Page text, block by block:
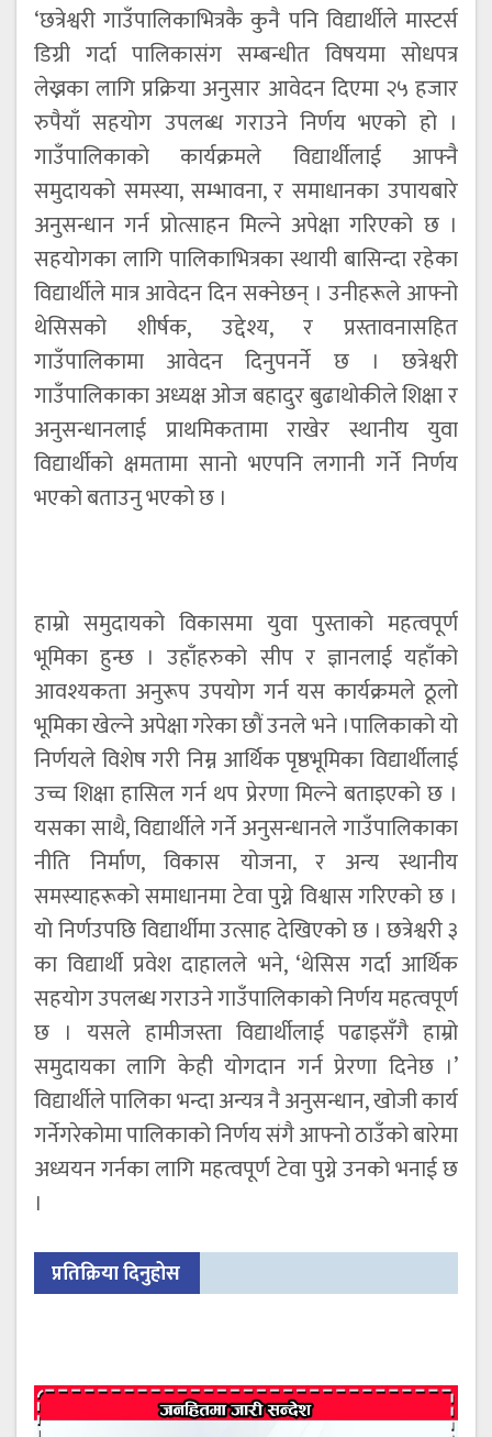
‘छत्रेश्वरी गाउँपालिकाभित्रकै कुनै पनि विद्यार्थीले मास्टर्स
डिग्री गर्दा पालिकासंग सम्बन्धीत विषयमा सोधपत्र
लेख्नका लागि प्रक्रिया अनुसार आवेदन दिएमा २५ हजार
रुपैयाँ सहयोग उपलब्ध गराउने निर्णय भएको हो ।
गाउँपालिकाको कार्यक्रमले विद्यार्थीलाई आफ्नै
समुदायको समस्या, सम्भावना, र समाधानका उपायबारे
अनुसन्धान गर्न प्रोत्साहन मिल्ने अपेक्षा गरिएको छ ।
सहयोगका लागि पालिकाभित्रका स्थायी बासिन्दा रहेका
विद्यार्थीले मात्र आवेदन दिन सक्नेछन् । उनीहरूले आफ्नो
थेसिसको शीर्षक, उद्देश्य, र प्रस्तावनासहित
गाउँपालिकामा आवेदन दिनुपनर्ने छ । छत्रेश्वरी
गाउँपालिकाका अध्यक्ष ओज बहादुर बुढाथोकीले शिक्षा र
अनुसन्धानलाई प्राथमिकतामा राखेर स्थानीय युवा
विद्यार्थीको क्षमतामा सानो भएपनि लगानी गर्ने निर्णय
भएको बताउनु भएको छ ।
हाम्रो समुदायको विकासमा युवा पुस्ताको महत्वपूर्ण
भूमिका हुन्छ । उहाँहरुको सीप र ज्ञानलाई यहाँको
आवश्यकता अनुरूप उपयोग गर्न यस कार्यक्रमले ठूलो
भूमिका खेल्ने अपेक्षा गरेका छाैं उनले भने ।पालिकाको यो
निर्णयले विशेष गरी निम्न आर्थिक पृष्ठभूमिका विद्यार्थीलाई
उच्च शिक्षा हासिल गर्न थप प्रेरणा मिल्ने बताइएको छ ।
यसका साथै, विद्यार्थीले गर्ने अनुसन्धानले गाउँपालिकाका
नीति निर्माण, विकास योजना, र अन्य स्थानीय
समस्याहरूको समाधानमा टेवा पुग्ने विश्वास गरिएको छ ।
यो निर्णउपछि विद्यार्थीमा उत्साह देखिएको छ । छत्रेश्वरी ३
का विद्यार्थी प्रवेश दाहालले भने, ‘थेसिस गर्दा आर्थिक
सहयोग उपलब्ध गराउने गाउँपालिकाको निर्णय महत्वपूर्ण
छ । यसले हामीजस्ता विद्यार्थीलाई पढाइसँगै हाम्रो
समुदायका लागि केही योगदान गर्न प्रेरणा दिनेछ ।’
विद्यार्थीले पालिका भन्दा अन्यत्र नै अनुसन्धान, खोजी कार्य
गर्नेगरेकोमा पालिकाको निर्णय संगै आफ्नो ठाउँको बारेमा
अध्ययन गर्नका लागि महत्वपूर्ण टेवा पुग्ने उनको भनाई छ
।
प्रतिक्रिया दिनुहोस